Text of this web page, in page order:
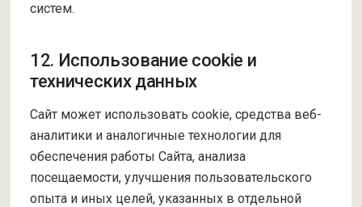
систем.
12. Использование cookie и
технических данных
Сайт может использовать cookie, средства веб-
аналитики и аналогичные технологии для
обеспечения работы Сайта, анализа
посещаемости, улучшения пользовательского
опыта и иных целей, указанных в отдельной